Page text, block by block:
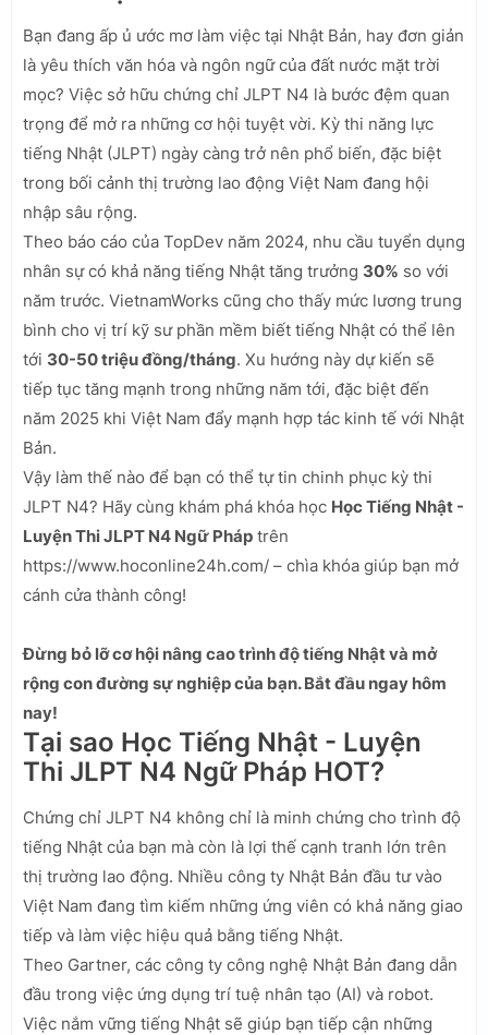
Bạn đang ấp ủ ước mơ làm việc tại Nhật Bản, hay đơn giản
là yêu thích văn hóa và ngôn ngữ của đất nước mặt trời
mọc? Việc sở hữu chứng chỉ JLPT N4 là bước đệm quan
trọng để mở ra những cơ hội tuyệt vời. Kỳ thi năng lực
tiếng Nhật (JLPT) ngày càng trở nên phổ biến, đặc biệt
trong bối cảnh thị trường lao động Việt Nam đang hội
nhập sâu rộng.
Theo báo cáo của TopDev năm 2024, nhu cầu tuyển dụng
nhân sự có khả năng tiếng Nhật tăng trưởng 30% so với
năm trước. VietnamWorks cũng cho thấy mức lương trung
bình cho vị trí kỹ sư phần mềm biết tiếng Nhật có thể lên
tới 30-50 triệu đồng/tháng. Xu hướng này dự kiến sẽ
tiếp tục tăng mạnh trong những năm tới, đặc biệt đến
năm 2025 khi Việt Nam đẩy mạnh hợp tác kinh tế với Nhật
Bản.
Vậy làm thế nào để bạn có thể tự tin chinh phục kỳ thi
JLPT N4? Hãy cùng khám phá khóa học Học Tiếng Nhật -
Luyện Thi JLPT N4 Ngữ Pháp trên
https://www.hoconline24h.com/ – chìa khóa giúp bạn mở
cánh cửa thành công!
Đừng bỏ lỡ cơ hội nâng cao trình độ tiếng Nhật và mở
rộng con đường sự nghiệp của bạn. Bắt đầu ngay hôm
nay!
Tại sao Học Tiếng Nhật - Luyện
Thi JLPT N4 Ngữ Pháp HOT?
Chứng chỉ JLPT N4 không chỉ là minh chứng cho trình độ
tiếng Nhật của bạn mà còn là lợi thế cạnh tranh lớn trên
thị trường lao động. Nhiều công ty Nhật Bản đầu tư vào
Việt Nam đang tìm kiếm những ứng viên có khả năng giao
tiếp và làm việc hiệu quả bằng tiếng Nhật.
Theo Gartner, các công ty công nghệ Nhật Bản đang dẫn
đầu trong việc ứng dụng trí tuệ nhân tạo (AI) và robot.
Việc nắm vững tiếng Nhật sẽ giúp bạn tiếp cận những